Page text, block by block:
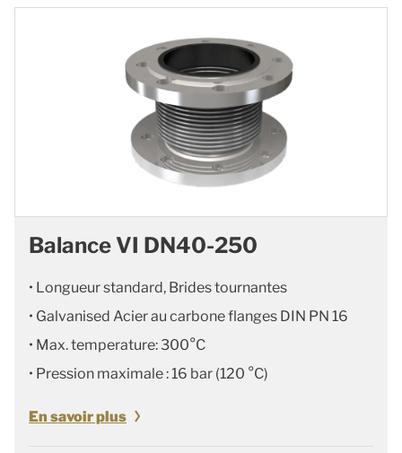
Balance VI DN40-250
• Longueur standard, Brides tournantes
• Galvanised Acier au carbone flanges DIN PN 16
• Max. temperature: 300°C
• Pression maximale : 16 bar (120 °C)
En savoir plus